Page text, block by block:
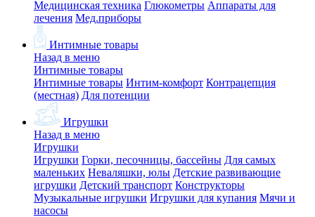
Медицинская техника Глюкометры Аппараты для
лечения Мед.приборы
Интимные товары
Назад в меню
Интимные товары
Интимные товары Интим-комфорт Контрацепция
(местная) Для потенции
Игрушки
Назад в меню
Игрушки
Игрушки Горки, песочницы, бассейны Для самых
маленьких Неваляшки, юлы Детские развивающие
игрушки Детский транспорт Конструкторы
Музыкальные игрушки Игрушки для купания Мячи и
насосы